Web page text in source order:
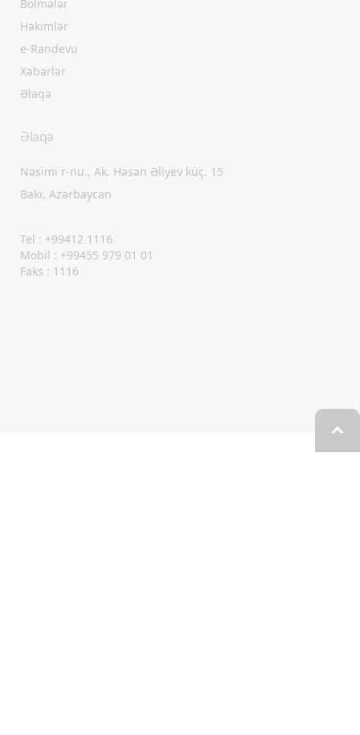
Bölmələr
Həkimlər
e-Randevu
Xəbərlər
Əlaqə
Əlaqə
Nəsimi r-nu., Ak. Həsən Əliyev küç. 15
Bakı, Azərbaycan
Tel : +99412 1116
Mobil : +99455 979 01 01
Faks : 1116